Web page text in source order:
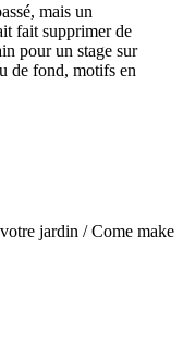
mais un
fait supprimer de
pour un stage sur
de fond, motifs en
jardin / Come make